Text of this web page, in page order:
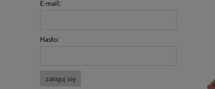
E-mail:
Hasło:
zaloguj się